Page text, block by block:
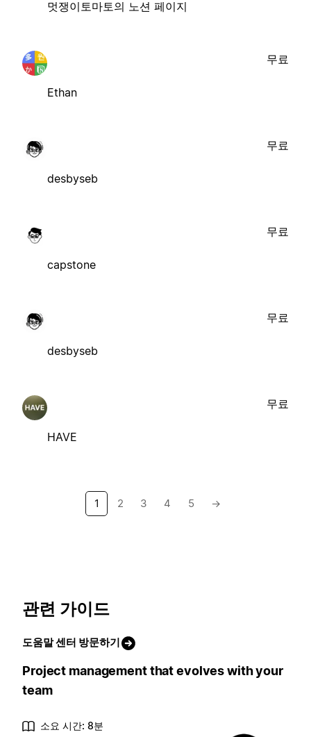
멋쟁이토마토의 노션 페이지
Ethan
무료
desbyseb
무료
capstone
무료
desbyseb
무료
HAVE
무료
1 2 3 4 5 →
관련 가이드
도움말 센터 방문하기
Project management that evolves with your
team
소요 시간: 8분